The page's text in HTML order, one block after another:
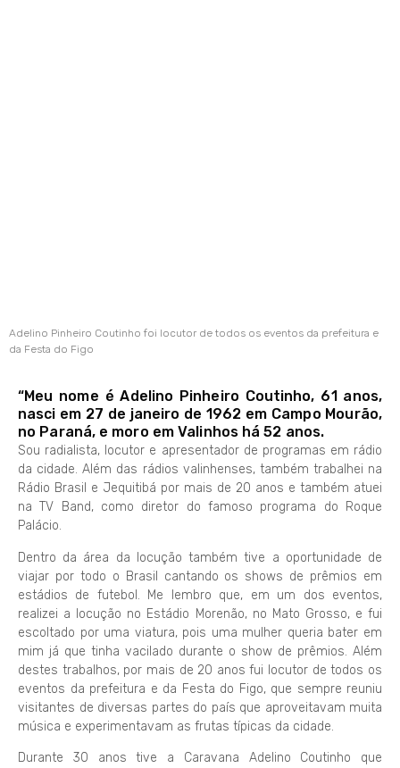
Adelino Pinheiro Coutinho foi locutor de todos os eventos da prefeitura e
da Festa do Figo
“Meu nome é Adelino Pinheiro Coutinho, 61 anos,
nasci em 27 de janeiro de 1962 em Campo Mourão,
no Paraná, e moro em Valinhos há 52 anos.
Sou radialista, locutor e apresentador de programas em rádio
da cidade. Além das rádios valinhenses, também trabalhei na
Rádio Brasil e Jequitibá por mais de 20 anos e também atuei
na TV Band, como diretor do famoso programa do Roque
Palácio.
Dentro da área da locução também tive a oportunidade de
viajar por todo o Brasil cantando os shows de prêmios em
estádios de futebol. Me lembro que, em um dos eventos,
realizei a locução no Estádio Morenão, no Mato Grosso, e fui
escoltado por uma viatura, pois uma mulher queria bater em
mim já que tinha vacilado durante o show de prêmios. Além
destes trabalhos, por mais de 20 anos fui locutor de todos os
eventos da prefeitura e da Festa do Figo, que sempre reuniu
visitantes de diversas partes do país que aproveitavam muita
música e experimentavam as frutas típicas da cidade.
Durante 30 anos tive a Caravana Adelino Coutinho que